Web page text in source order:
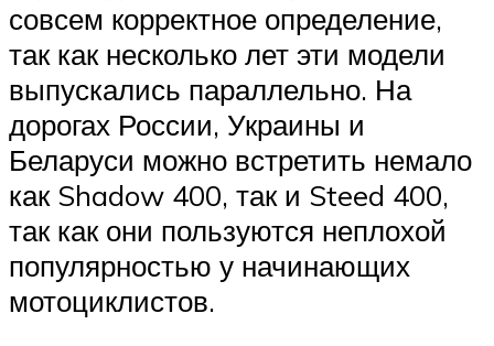
совсем корректное определение,
так как несколько лет эти модели
выпускались параллельно. На
дорогах России, Украины и
Беларуси можно встретить немало
как Shadow 400, так и Steed 400,
так как они пользуются неплохой
популярностью у начинающих
мотоциклистов.